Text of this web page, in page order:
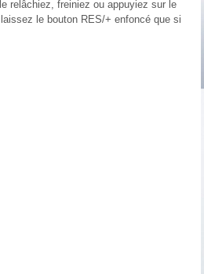
relâchiez, freiniez ou appuyiez sur le
le bouton RES/+ enfoncé que si